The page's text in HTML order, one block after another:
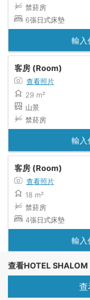
禁菸房
6張日式床墊
輸入
客房 (Room)
查看照片
29 m²
山景
禁菸房
輸入
客房 (Room)
查看照片
18 m²
禁菸房
4張日式床墊
輸入
查看HOTEL
查